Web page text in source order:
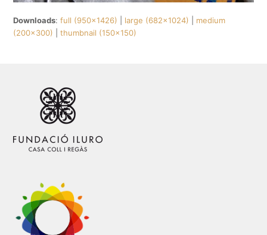
Downloads:full (950x1426) large (682x1024)
medium
(200x300) |thumbnail (150x150)